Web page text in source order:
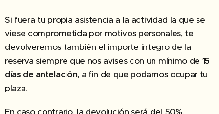
Si fuera tu propia asistencia a la actividad la que se
viese comprometida por motivos personales, te
devolveremos también el importe íntegro de la
reserva siempre que nos avises con un mínimo de 15
días de antelación, a fin de que podamos ocupar tu
plaza.
En caso contrario, la devolución será del 50%.​